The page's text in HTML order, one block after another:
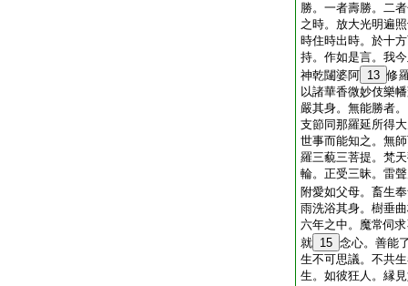
勝。一者壽勝。二
之時。放大光明遍
時住時出時。於十
持。作如是言。我
神乾闥婆阿 13 修
以諸華香微妙伎樂
嚴其身。無能勝者
支節同那羅延所得
世事而能知之。無
羅三藐三菩提。梵
輪。正受三昧。雷
附愛如父母。畜生
雨洗浴其身。樹垂
六年之中。魔常伺
就 15 念心。善能
生不可思議。不共
生。如彼狂人。縁